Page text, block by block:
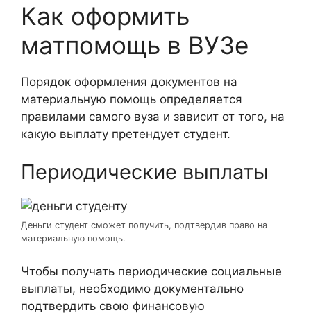
Как оформить
матпомощь в ВУЗе
Порядок оформления документов на
материальную помощь определяется
правилами самого вуза и зависит от того, на
какую выплату претендует студент.
Периодические выплаты
Деньги студент сможет получить, подтвердив право на
материальную помощь.
Чтобы получать периодические социальные
выплаты, необходимо документально
подтвердить свою финансовую